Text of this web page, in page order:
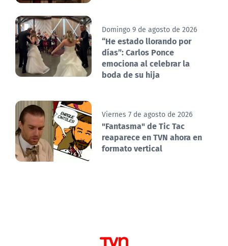
Domingo 9 de agosto de 2026
“He estado llorando por
días”: Carlos Ponce
emociona al celebrar la
boda de su hija
Viernes 7 de agosto de 2026
"Fantasma" de Tic Tac
reaparece en TVN ahora en
formato vertical